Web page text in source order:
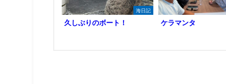
海日記
久しぶりのボート！ ケラマンタ